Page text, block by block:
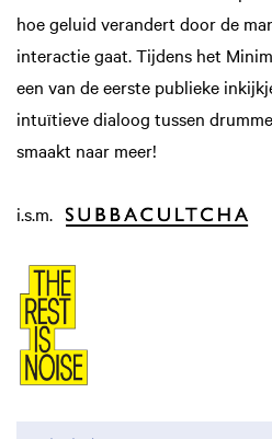
hoe geluid verandert door de
interactie gaat. Tijdens het
een van de eerste publieke
intuïtieve dialoog tussen
smaakt naar meer!
i.s.m.